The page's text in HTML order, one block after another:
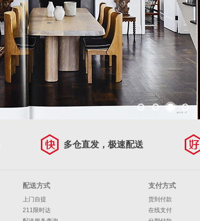
多仓直发，极速配送
配送方式
上门自提
211限时达
支付方式
货到付款
在线支付